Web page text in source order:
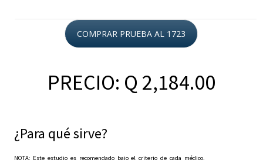
COMPRAR PRUEBA AL 1723
PRECIO: Q 2,184.00
¿Para qué sirve?
NOTA: Este estudio es recomendado bajo el criterio de cada médico,